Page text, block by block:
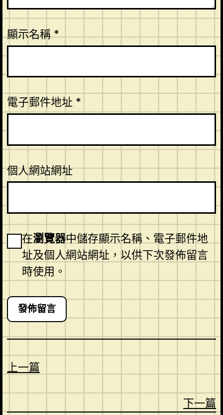
顯示名稱*
電子郵件地址 *
個人網站網址
在瀏覽器中儲存顯示名稱、電子郵件地
址及個人網站網址，以供下次發佈留言
時使用。
上一篇
下一篇